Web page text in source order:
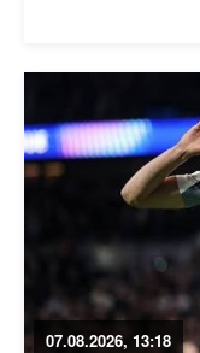
07.08.2026, 13:18